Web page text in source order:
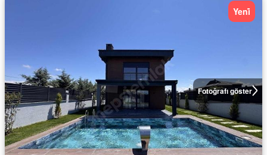
Fotoğrafı göster
Yeni̇